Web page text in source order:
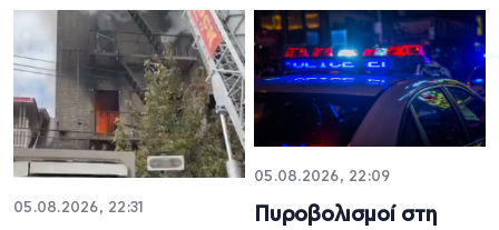
05.08.2026, 22:31
05.08.2026, 22:09
Πυροβολισμοί στη